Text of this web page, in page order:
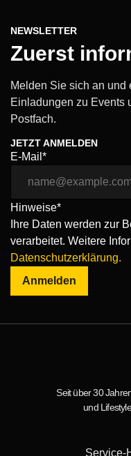
NEWSLETTER
Zuerst
Melden Sie sich an und
Einladungen zu Events
Postfach.
JETZT ANMELDEN
E-Mail*
Hinweise*
Ihre Daten werden zur
verarbeitet. Weitere
Datenschutzerklärung.
Anmelden
Seit über 30
und
Service-